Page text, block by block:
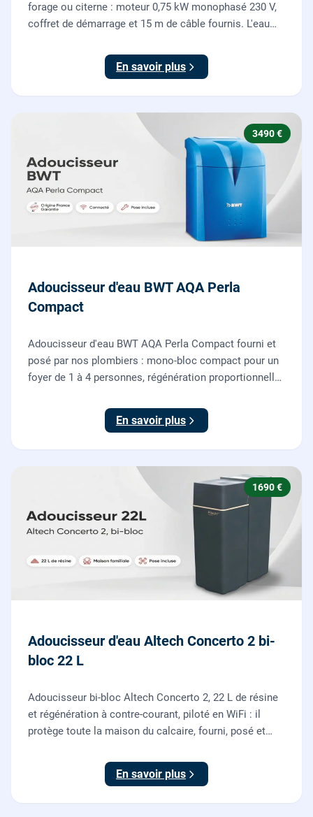
forage ou citerne : moteur 0,75 kW monophasé 230 V,
coffret de démarrage et 15 m de câble fournis. L'eau
et posée par nos plombiers.
En savoir plus
3490 €
Adoucisseur d'eau BWT AQA Perla
Compact
Adoucisseur d'eau BWT AQA Perla Compact fourni et
posé par nos plombiers : mono-bloc compact pour un
foyer de 1 à 4 personnes, régénération proportionnelle
toute la maison du calcaire.
En savoir plus
1690 €
Adoucisseur d'eau Altech Concerto 2 bi-
bloc 22 L
Adoucisseur bi-bloc Altech Concerto 2, 22 L de résine
et régénération à contre-courant, piloté en WiFi : il
protège toute la maison du calcaire, fourni, posé et
En savoir plus